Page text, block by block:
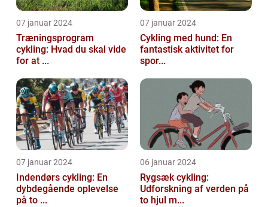
07 januar 2024
Træningsprogram
cykling: Hvad du skal vide
for at ...
07 januar 2024
Cykling med hund: En
fantastisk aktivitet for
spor...
07 januar 2024
Indendørs cykling: En
dybdegående oplevelse
på to ...
06 januar 2024
Rygsæk cykling:
Udforskning af verden på
to hjul m...